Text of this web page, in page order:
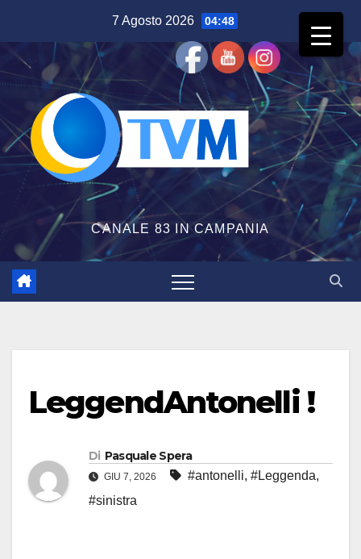
contenuto
7 Agosto 2026 04:48
CANALE 83 IN CAMPANIA
LeggendAntonelli !
Di Pasquale Spera
GIU 7, 2026 #antonelli, #Leggenda,
#sinistra